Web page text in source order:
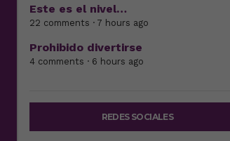
Este es el nivel…
22 comments · 7 hours ago
Prohibido divertirse
4 comments · 6 hours ago
REDES SOCIALES